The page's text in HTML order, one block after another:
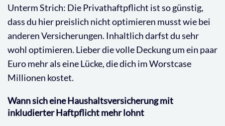
Unterm Strich: Die Privathaftpflicht ist so günstig,
dass du hier preislich nicht optimieren musst wie bei
anderen Versicherungen. Inhaltlich darfst du sehr
wohl optimieren. Lieber die volle Deckung um ein paar
Euro mehr als eine Lücke, die dich im Worstcase
Millionen kostet.
Wann sich eine Haushaltsversicherung mit
inkludierter Haftpflicht mehr lohnt